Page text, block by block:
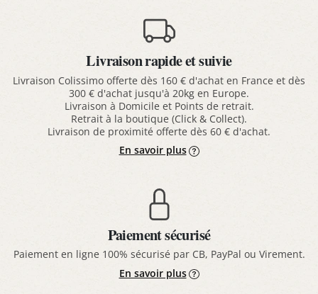
Livraison rapide et suivie
Livraison Colissimo offerte dès 160 € d'achat en France et dès
300 € d'achat jusqu'à 20kg en Europe.
Livraison à Domicile et Points de retrait.
Retrait à la boutique (Click & Collect).
Livraison de proximité offerte dès 60 € d'achat.
En savoir plus
Paiement sécurisé
Paiement en ligne 100% sécurisé par CB, PayPal ou Virement.
En savoir plus